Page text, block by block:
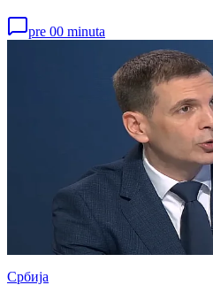
pre 00 minuta
Србија